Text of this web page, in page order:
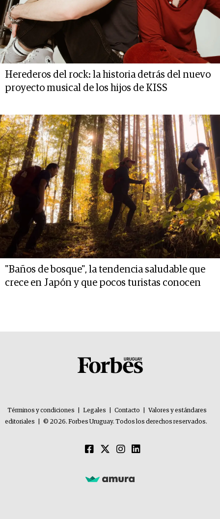
Herederos del rock: la historia detrás del nuevo
proyecto musical de los hijos de KISS
"Baños de bosque", la tendencia saludable que
crece en Japón y que pocos turistas conocen
Términos y condiciones Legales Contacto
Valores y estándares
editoriales
© 2026. Forbes Uruguay. Todos los derechos reservados.